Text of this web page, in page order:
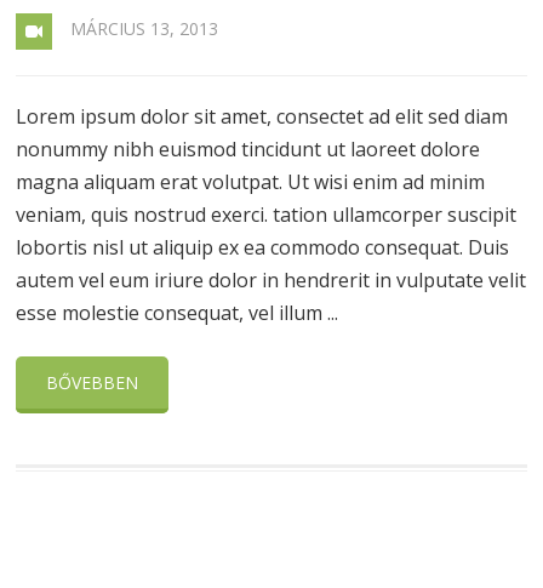
MÁRCIUS 13, 2013
Lorem ipsum dolor sit amet, consectet ad elit sed diam
nonummy nibh euismod tincidunt ut laoreet dolore
magna aliquam erat volutpat. Ut wisi enim ad minim
veniam, quis nostrud exerci. tation ullamcorper suscipit
lobortis nisl ut aliquip ex ea commodo consequat. Duis
autem vel eum iriure dolor in hendrerit in vulputate velit
esse molestie consequat, vel illum ...
BŐVEBBEN